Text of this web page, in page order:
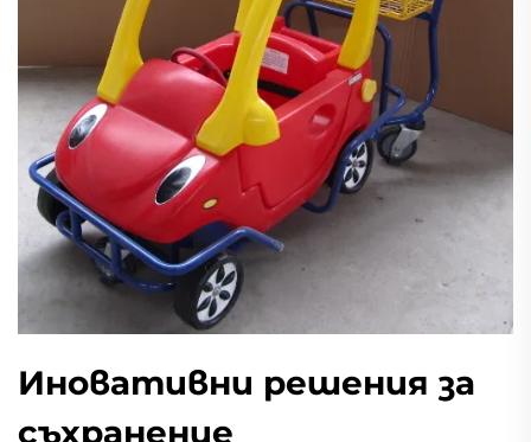
Иновативни решения за
съхранение